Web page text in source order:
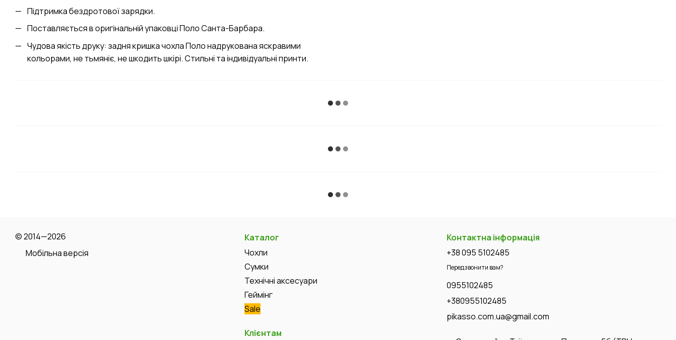
Підтримка бездротової зарядки.
Поставляється в оригінальній упаковці Поло Санта-Барбара.
Чудова якість друку: задня кришка чохла Поло надрукована яскравими
кольорами, не тьмяніє, не шкодить шкірі. Стильні та індивідуальні принти.
© 2014—2026
Мобільна версія
Каталог
Чохли
Сумки
Технічні аксесуари
Геймінг
Sale
Клієнтам
Контактна інформація
+38 095 5102485
Передзвонити вам?
0955102485
+380955102485
pikasso.com.ua@gmail.com